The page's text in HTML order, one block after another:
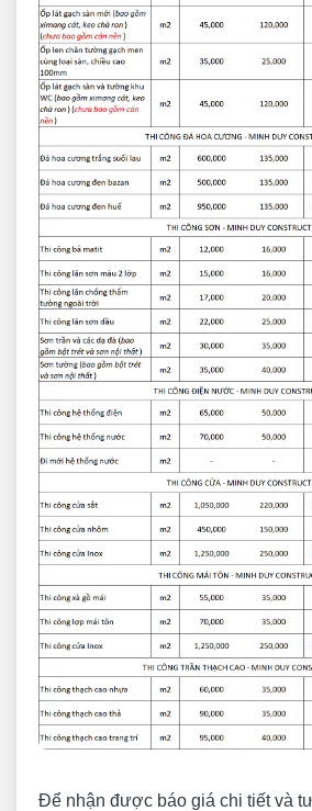
Để nhận được báo giá chi tiết và